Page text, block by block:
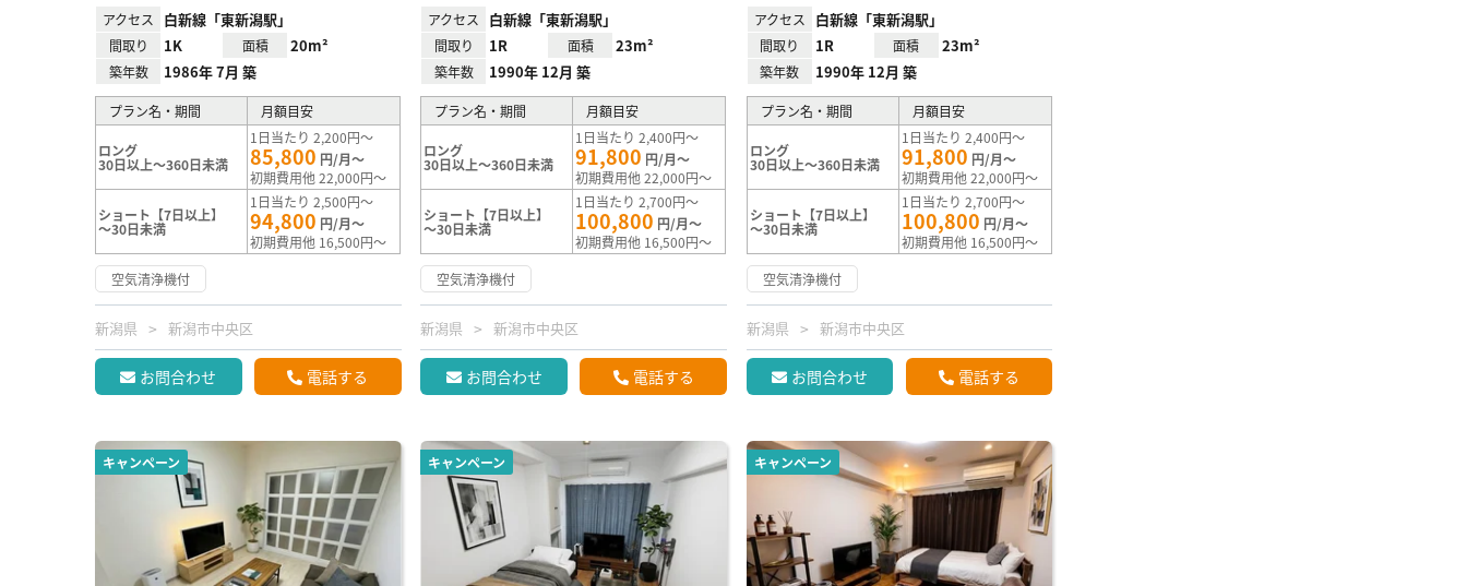
アクセス 白新線「東新潟駅」
間取り 1K 面積 20m²
築年数 1986年 7月 築
プラン名・期間 月額目安
ロング
30日以上～360日未満
1日当たり 2,200円～
85,800 円/月～
初期費用他 22,000円～
ショート【7日以上】
～30日未満
1日当たり 2,500円～
94,800 円/月～
初期費用他 16,500円～
空気清浄機付
新潟県 新潟市中央区
お問合わせ 電話する
アクセス 白新線「東新潟駅」
間取り 1R 面積 23m²
築年数 1990年 12月 築
プラン名・期間 月額目安
ロング
30日以上～360日未満
1日当たり 2,400円～
91,800 円/月～
初期費用他 22,000円～
ショート【7日以上】
～30日未満
1日当たり 2,700円～
100,800 円/月～
初期費用他 16,500円～
空気清浄機付
新潟県 新潟市中央区
お問合わせ 電話する
アクセス 白新線「東新潟駅」
間取り 1R 面積 23m²
築年数 1990年 12月 築
プラン名・期間 月額目安
ロング
30日以上～360日未満
1日当たり 2,400円～
91,800 円/月～
初期費用他 22,000円～
ショート【7日以上】
～30日未満
1日当たり 2,700円～
100,800 円/月～
初期費用他 16,500円～
空気清浄機付
新潟県 新潟市中央区
お問合わせ 電話する
キャンペーン キャンペーン キャンペーン